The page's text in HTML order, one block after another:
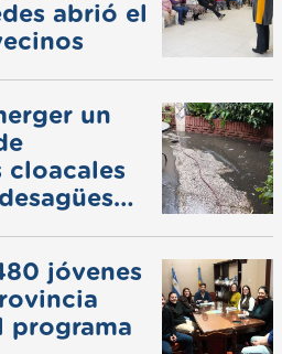
abrió el
un
cloacales
jóvenes
programa